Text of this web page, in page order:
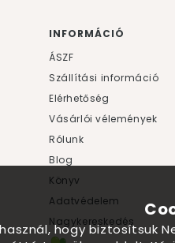
INFORMÁCIÓ
ÁSZF
Szállítási információ
Elérhetőség
Vásárlói vélemények
Rólunk
Blog
Könyv
Adatvédelem
Nagykereskedés
hogy biztosítsuk